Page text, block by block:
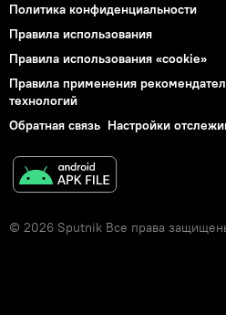
Политика конфиденциальности
Правила использования
Правила использования «cookie»
Правила применения
технологий
Обратная связь Настройки
© 2026 Sputnik Все права